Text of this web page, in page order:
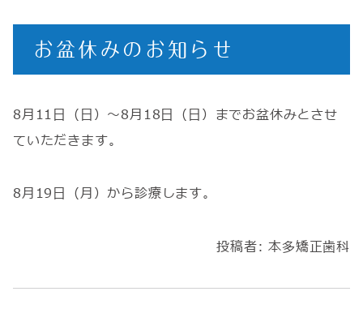
お盆休みのお知らせ
8月11日（日）～8月18日（日）までお盆休みとさせ
ていただきます。
8月19日（月）から診療します。
投稿者:本多矯正歯科